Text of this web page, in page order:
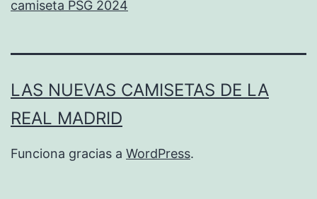
camiseta PSG 2024
LAS NUEVAS CAMISETAS DE LA
REAL MADRID
Funciona gracias a WordPress.